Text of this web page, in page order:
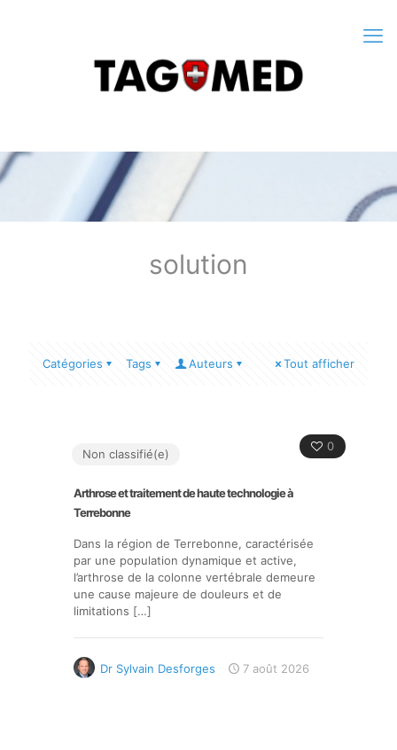
solution
Catégories Tags Auteurs Tout afficher
0
Non classifié(e)
Arthrose et traitement de haute technologie à
Terrebonne
Dans la région de Terrebonne, caractérisée
par une population dynamique et active,
l’arthrose de la colonne vertébrale demeure
une cause majeure de douleurs et de
limitations […]
Dr Sylvain Desforges 7 août 2026